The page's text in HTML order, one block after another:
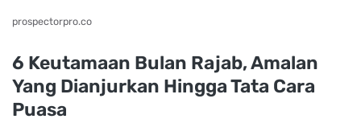
prospectorpro.co
6 Keutamaan Bulan Rajab, Amalan
Yang Dianjurkan Hingga Tata Cara
Puasa